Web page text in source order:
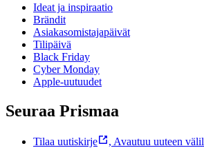
Ideat ja inspiraatio
Brändit
Asiakasomistajapäivät
Tilipäivä
Black Friday
Cyber Monday
Apple-uutuudet
Seuraa Prismaa
Tilaa uutiskirje , Avautuu uuteen